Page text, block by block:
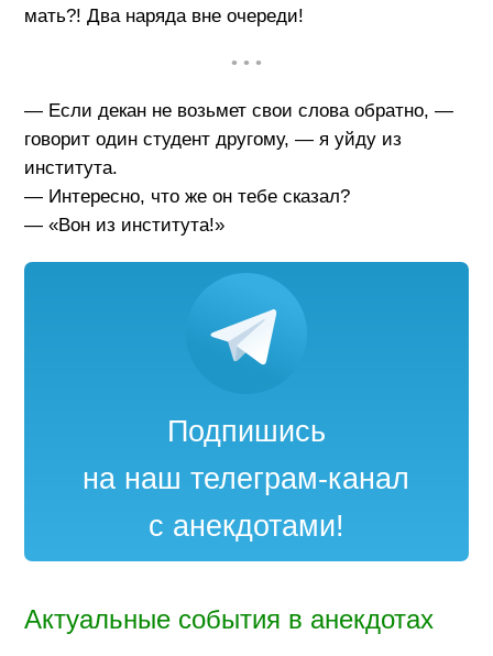
мать?! Два наряда вне очереди!
• • •
— Если декан не возьмет свои слова обратно, —
говорит один студент другому, — я уйду из
института.
— Интересно, что же он тебе сказал?
— «Вон из института!»
Подпишись
на наш телеграм-канал
с анекдотами!
Актуальные события в анекдотах